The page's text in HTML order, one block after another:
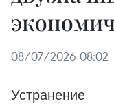
08/07/2026 08:02